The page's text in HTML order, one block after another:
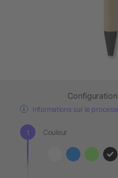
Informations sur le
Couleur